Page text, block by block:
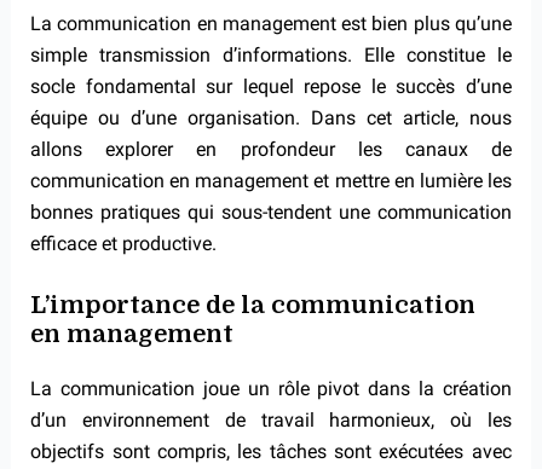
La communication en management est bien plus qu’une
simple transmission d’informations. Elle constitue le
socle fondamental sur lequel repose le succès d’une
équipe ou d’une organisation. Dans cet article, nous
allons explorer en profondeur les canaux de
communication en management et mettre en lumière les
bonnes pratiques qui sous-tendent une communication
efficace et productive.
L’importance de la communication
en management
La communication joue un rôle pivot dans la création
d’un environnement de travail harmonieux, où les
objectifs sont compris, les tâches sont exécutées avec